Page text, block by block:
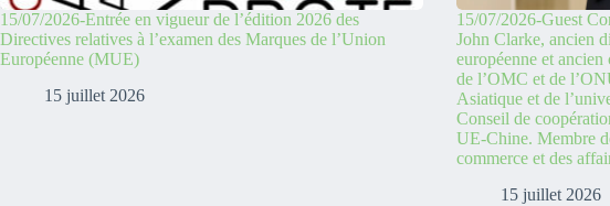
15/07/2026-Entrée en vigueur de l’édition 2026 des
Directives relatives à l’examen des Marques de l’Union
Européenne (MUE)
15 juillet 2026
15/07/2026-Guest
John Clarke, ancien
européenne et
de l’OMC et de
Asiatique et de
Conseil de
UE-Chine. Membre
commerce et des
15 juillet 2026